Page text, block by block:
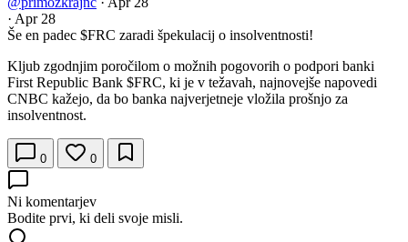
· Apr 28
Še en padec $FRC zaradi špekulacij o insolventnosti!
Kljub zgodnjim poročilom o možnih pogovorih o podpori banki
First Republic Bank $FRC, ki je v težavah, najnovejše napovedi
CNBC kažejo, da bo banka najverjetneje vložila prošnjo za
insolventnost.
0 0
Ni komentarjev
Bodite prvi, ki deli svoje misli.